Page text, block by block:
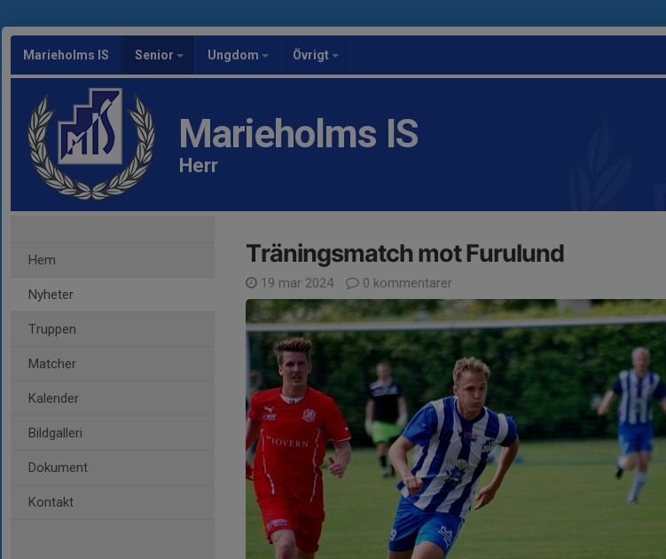
Marieholms IS Senior Ungdom Övrigt
Marieholms IS
Herr
Hem
Nyheter
Truppen
Matcher
Kalender
Bildgalleri
Dokument
Kontakt
Träningsmatch mot Furulund
19 mar 2024 0 kommentarer